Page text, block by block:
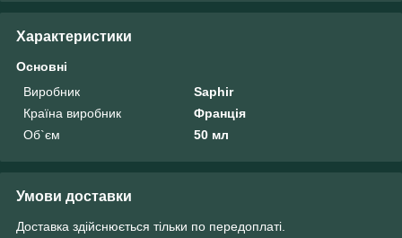
Характеристики
Основні
Виробник
Saphir
Країна виробник
Франція
Об`єм
50 мл
Умови доставки
Доставка здійснюється тільки по передоплаті.